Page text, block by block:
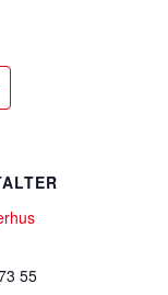
55